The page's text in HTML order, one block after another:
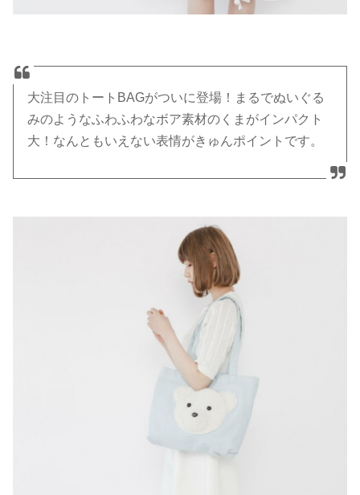
大注目のトートBAGがついに登場！まるでぬいぐる
みのようなふわふわなボア素材のくまがインパクト
大！なんともいえない表情がきゅんポイントです。